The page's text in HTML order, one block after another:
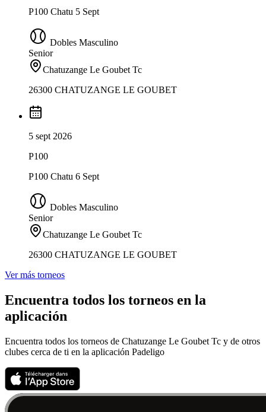
P100 Chatu 5 Sept
Dobles Masculino
Senior
Chatuzange Le Goubet Tc
26300 CHATUZANGE LE GOUBET
5 sept 2026
P100
P100 Chatu 6 Sept
Dobles Masculino
Senior
Chatuzange Le Goubet Tc
26300 CHATUZANGE LE GOUBET
Ver más torneos
Encuentra todos los torneos en la
aplicación
Encuentra todos los torneos de Chatuzange Le Goubet Tc y de otros
clubes cerca de ti en la aplicación Padeligo